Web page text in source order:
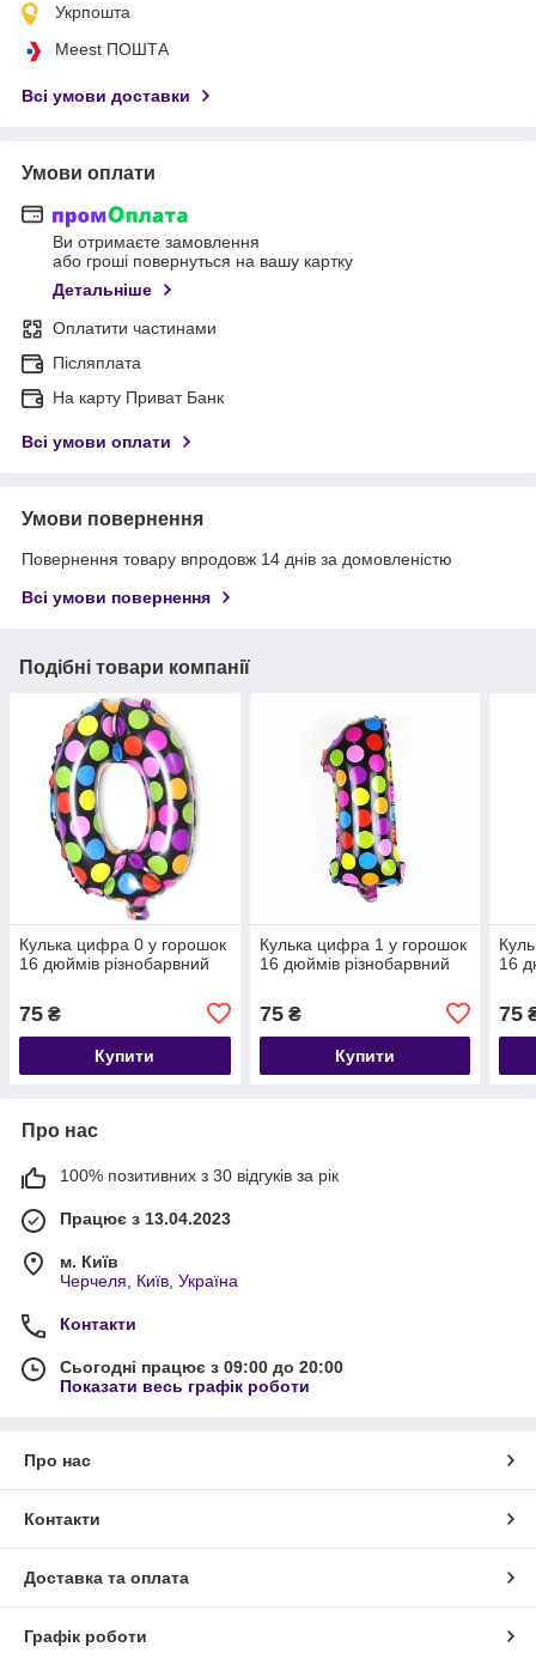
Укрпошта
Meest ПОШТА
Всі умови доставки
Умови оплати
Ви отримаєте замовлення
або гроші повернуться на вашу картку
Детальніше
Оплатити частинами
Післяплата
На карту Приват Банк
Всі умови оплати
Умови повернення
Повернення товару впродовж 14 днів за домовленістю
Всі умови повернення
Подібні товари компанії
Кулька цифра 0 у горошок
16 дюймів різнобарвний
75 ₴
Купити
Кулька цифра 1 у горошок
16 дюймів різнобарвний
75₴
Купити
16
75
Про нас
100% позитивних з 30 відгуків за рік
Працює з 13.04.2023
м. Київ
Черчеля, Київ, Україна
Контакти
Сьогодні працює з 09:00 до 20:00
Показати весь графік роботи
Про нас
Контакти
Доставка та оплата
Графік роботи